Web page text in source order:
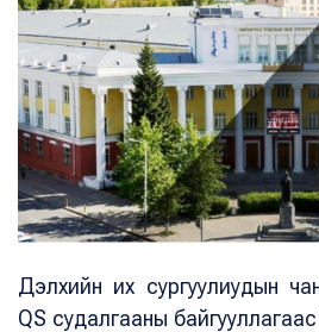
Дэлхийн их сургуулиудын
QS судалгааны